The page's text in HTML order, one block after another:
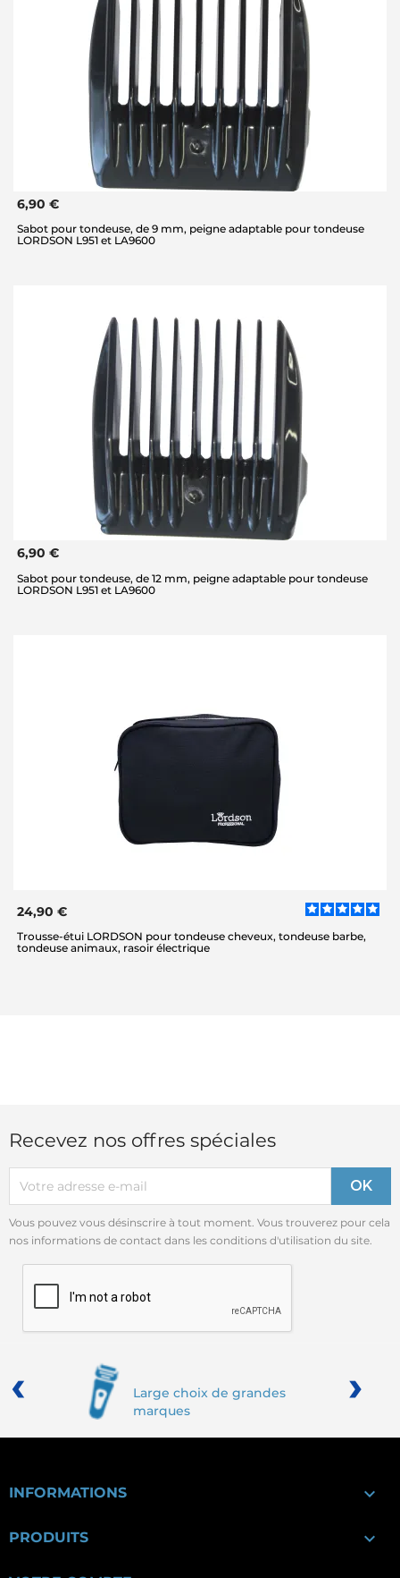
6,90 €
Sabot pour tondeuse, de 9 mm, peigne adaptable pour tondeuse
LORDSON L951 et LA9600
6,90 €
Sabot pour tondeuse, de 12 mm, peigne adaptable pour tondeuse
LORDSON L951 et LA9600
24,90 €
Trousse-étui LORDSON pour tondeuse cheveux, tondeuse barbe,
tondeuse animaux, rasoir électrique
Recevez nos offres spéciales
Vous pouvez vous désinscrire à tout moment. Vous trouverez pour cela
nos informations de contact dans les conditions d'utilisation du site.
Large choix de grandes
marques
‹ ›
INFORMATIONS 
PRODUITS 